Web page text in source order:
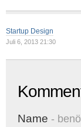
Startup Design
Juli 6, 2013 21:30
Name -